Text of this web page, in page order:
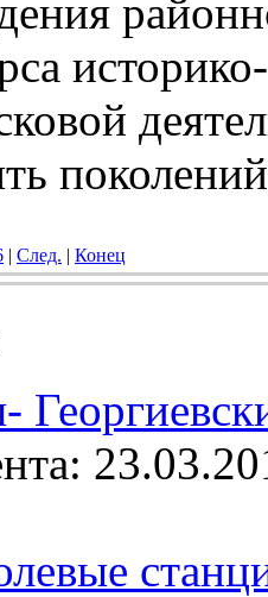
| След. | Конец